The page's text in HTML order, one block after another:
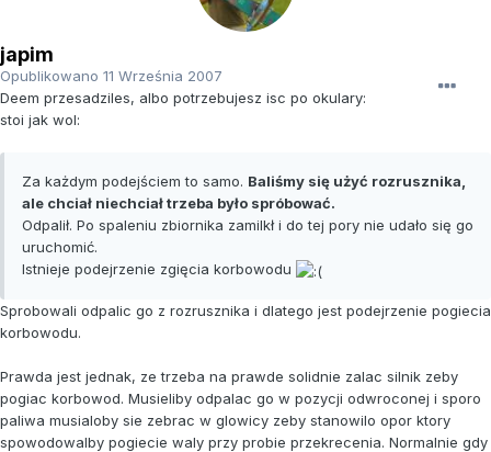
japim
Opublikowano 11 Września 2007
Deem przesadziles, albo potrzebujesz isc po okulary:
stoi jak wol:
Za każdym podejściem to samo. Baliśmy się użyć rozrusznika,
ale chciał niechciał trzeba było spróbować.
Odpalił. Po spaleniu zbiornika zamilkł i do tej pory nie udało się go
uruchomić.
Istnieje podejrzenie zgięcia korbowodu
Sprobowali odpalic go z rozrusznika i dlatego jest podejrzenie pogiecia
korbowodu.
Prawda jest jednak, ze trzeba na prawde solidnie zalac silnik zeby
pogiac korbowod. Musieliby odpalac go w pozycji odwroconej i sporo
paliwa musialoby sie zebrac w glowicy zeby stanowilo opor ktory
spowodowalby pogiecie waly przy probie przekrecenia. Normalnie gdy